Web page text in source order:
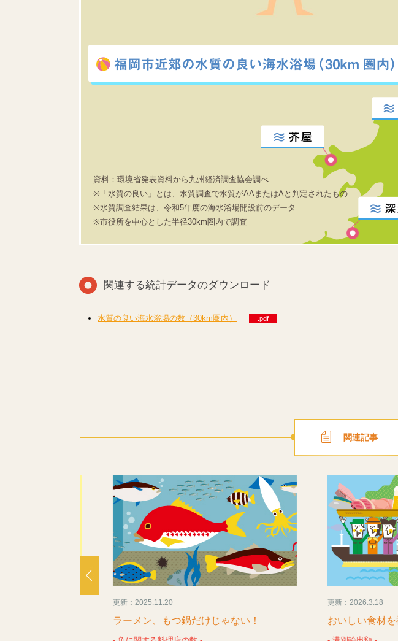
資料：環境省発表資料から九州経済調査協会調べ
※「水質の良い」とは、水質調査で水質がAAまたはAと判定されたもの
※水質調査結果は、令和5年度の海水浴場開設前のデータ
※市役所を中心とした半径30km圏内で調査
関連する統計データのダウンロード
水質の良い海水浴場の数（30km圏内） .pdf
関連記事
更新：2025.11.20
ラーメン、もつ鍋だけじゃない！
更新：2026.3.18
おいしい食材を